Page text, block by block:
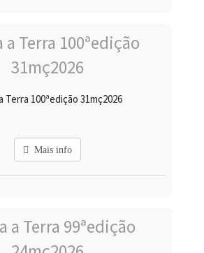
Terra 100ªedição 31mç2026
Mais info